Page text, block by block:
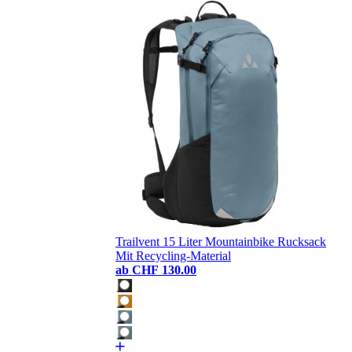
Trailvent 15 Liter Mountainbike Rucksack
Mit Recycling-Material
ab CHF 130.00